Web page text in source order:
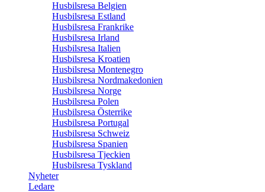
Husbilsresa Belgien
Husbilsresa Estland
Husbilsresa Frankrike
Husbilsresa Irland
Husbilsresa Italien
Husbilsresa Kroatien
Husbilsresa Montenegro
Husbilsresa Nordmakedonien
Husbilsresa Norge
Husbilsresa Polen
Husbilsresa Österrike
Husbilsresa Portugal
Husbilsresa Schweiz
Husbilsresa Spanien
Husbilsresa Tjeckien
Husbilsresa Tyskland
Nyheter
Ledare